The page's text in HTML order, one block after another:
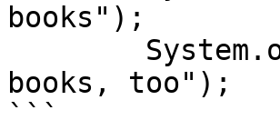
books");
books, too");
```